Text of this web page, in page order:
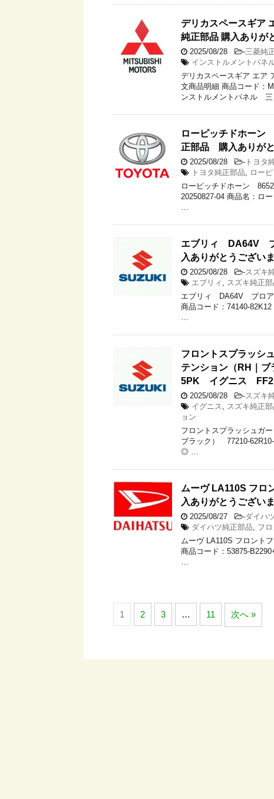
デリカスペースギア
純正部品 購入ありが
2025/08/28 -三菱純
インストルメントパネ
デリカスペースギア エア
文商品明細 商品コード：
ンストルメントパネル
ローピッチドホー
正部品 購入ありが
2025/08/28 - トヨタ
トヨタ純正部品, ロー
ローピッチドホーン
20250827-04 商品名：ロ
…
エブリィ DA64V ブ
入ありがとうござい
2025/08/28 -スズキ
エブリィ , スズキ純正部
エブリィ DA64V ブロア
商品コード：74140-
…
フロントスプラッシ
テンション（RH｜
5PK イグニス
2025/08/28 -スズキ
イグニス , スズキ純正部
ョン
フロントスプラッシュガ
ブラック） 77210-
◎ …
ムーヴ LA110S フロ
入ありがとうござい
2025/08/27 -ダイハ
ダイハツ純正部品, フ
ムーヴ LA110S フロント
商品コード：53875-
…
1 2 3 … 11 次へ »